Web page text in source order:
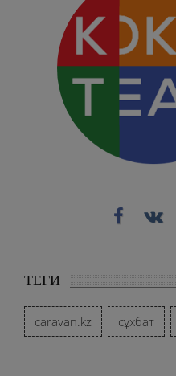
ТЕГИ
caravan.kz сұхбат